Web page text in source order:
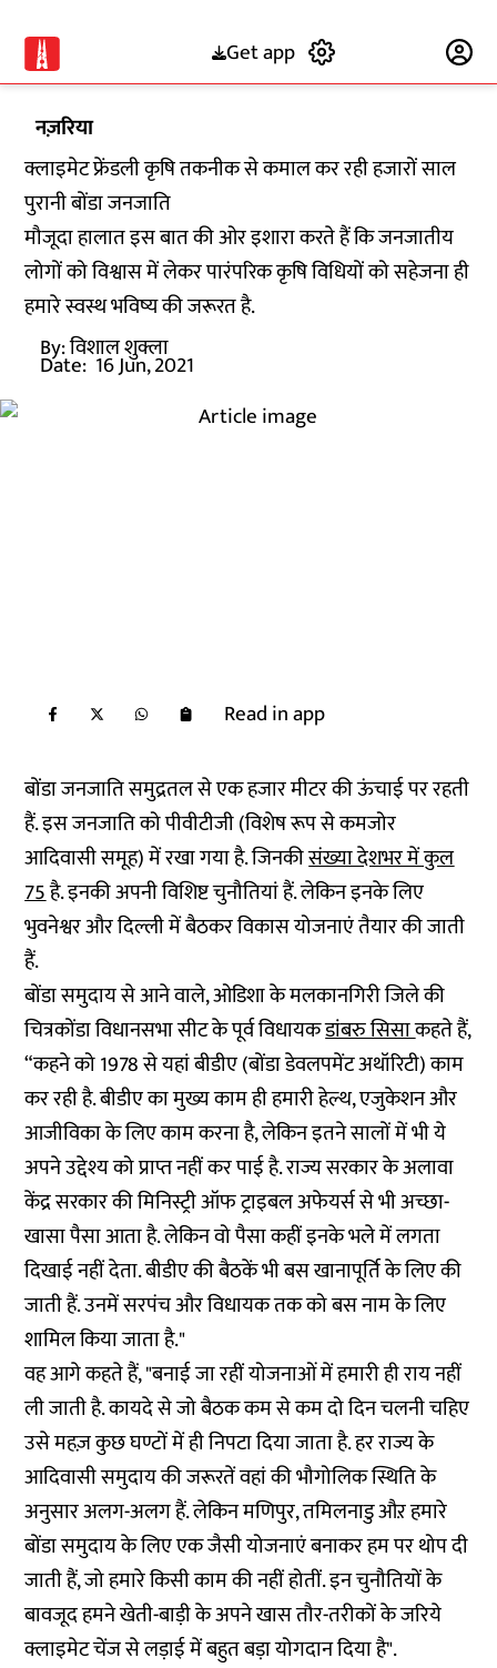
Get app
नज़रिया
क्लाइमेट फ्रेंडली कृषि तकनीक से कमाल कर रही हजारों साल
पुरानी बोंडा जनजाति
मौजूदा हालात इस बात की ओर इशारा करते हैं कि जनजातीय
लोगों को विश्वास में लेकर पारंपरिक कृषि विधियों को सहेजना ही
हमारे स्वस्थ भविष्य की जरूरत है.
By:विशाल शुक्ला
Date: 16 Jun, 2021
Read in app
बोंडा जनजाति समुद्रतल से एक हजार मीटर की ऊंचाई पर रहती
हैं. इस जनजाति को पीवीटीजी (विशेष रूप से कमजोर
आदिवासी समूह) में रखा गया है. जिनकीसंख्या देशभर में कुल
75है. इनकी अपनी विशिष्ट चुनौतियां हैं. लेकिन इनके लिए
भुवनेश्वर और दिल्ली में बैठकर विकास योजनाएं तैयार की जाती
हैं.
बोंडा समुदाय से आने वाले, ओडिशा के मलकानगिरी जिले की
चित्रकोंडा विधानसभा सीट के पूर्व विधायकडांबरु सिसाकहते हैं,
“कहने को 1978 से यहां बीडीए (बोंडा डेवलपमेंट अथॉरिटी) काम
कर रही है. बीडीए का मुख्य काम ही हमारी हेल्थ, एजुकेशन और
आजीविका के लिए काम करना है, लेकिन इतने सालों में भी ये
अपने उद्देश्य को प्राप्त नहीं कर पाई है. राज्य सरकार के अलावा
केंद्र सरकार की मिनिस्ट्री ऑफ ट्राइबल अफेयर्स से भी अच्छा-
खासा पैसा आता है. लेकिन वो पैसा कहीं इनके भले में लगता
दिखाई नहीं देता. बीडीए की बैठकें भी बस खानापूर्ति के लिए की
जाती हैं. उनमें सरपंच और विधायक तक को बस नाम के लिए
शामिल किया जाता है."
वह आगे कहते हैं, "बनाई जा रहीं योजनाओं में हमारी ही राय नहीं
ली जाती है. कायदे से जो बैठक कम से कम दो दिन चलनी चहिए
उसे महज़ कुछ घण्टों में ही निपटा दिया जाता है. हर राज्य के
आदिवासी समुदाय की जरूरतें वहां की भौगोलिक स्थिति के
अनुसार अलग-अलग हैं. लेकिन मणिपुर, तमिलनाडु औऱ हमारे
बोंडा समुदाय के लिए एक जैसी योजनाएं बनाकर हम पर थोप दी
जाती हैं, जो हमारे किसी काम की नहीं होतीं. इन चुनौतियों के
बावजूद हमने खेती-बाड़ी के अपने खास तौर-तरीकों के जरिये
क्लाइमेट चेंज से लड़ाई में बहुत बड़ा योगदान दिया है".